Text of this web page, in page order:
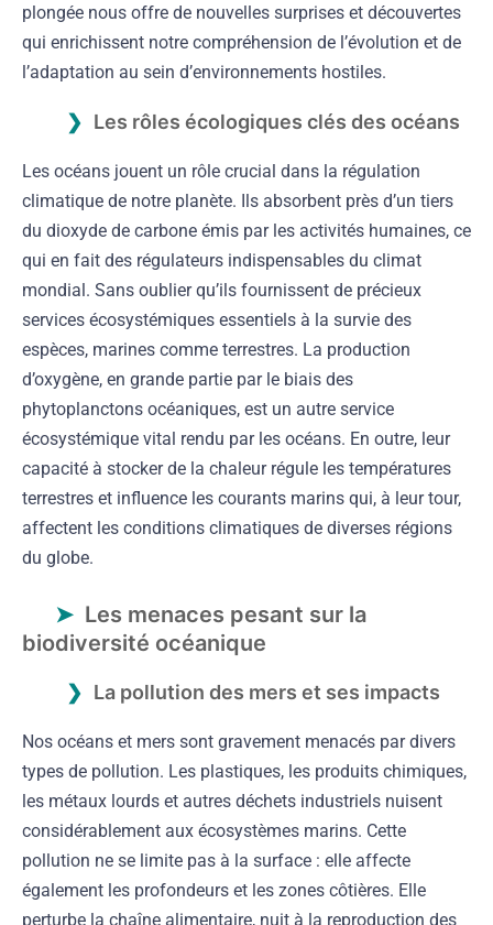
plongée nous offre de nouvelles surprises et découvertes
qui enrichissent notre compréhension de l’évolution et de
l’adaptation au sein d’environnements hostiles.
Les rôles écologiques clés des océans
Les océans jouent un rôle crucial dans la régulation
climatique de notre planète. Ils absorbent près d’un tiers
du dioxyde de carbone émis par les activités humaines, ce
qui en fait des régulateurs indispensables du climat
mondial. Sans oublier qu’ils fournissent de précieux
services écosystémiques essentiels à la survie des
espèces, marines comme terrestres. La production
d’oxygène, en grande partie par le biais des
phytoplanctons océaniques, est un autre service
écosystémique vital rendu par les océans. En outre, leur
capacité à stocker de la chaleur régule les températures
terrestres et influence les courants marins qui, à leur tour,
affectent les conditions climatiques de diverses régions
du globe.
Les menaces pesant sur la
biodiversité océanique
La pollution des mers et ses impacts
Nos océans et mers sont gravement menacés par divers
types de pollution. Les plastiques, les produits chimiques,
les métaux lourds et autres déchets industriels nuisent
considérablement aux écosystèmes marins. Cette
pollution ne se limite pas à la surface : elle affecte
également les profondeurs et les zones côtières. Elle
perturbe la chaîne alimentaire, nuit à la reproduction des